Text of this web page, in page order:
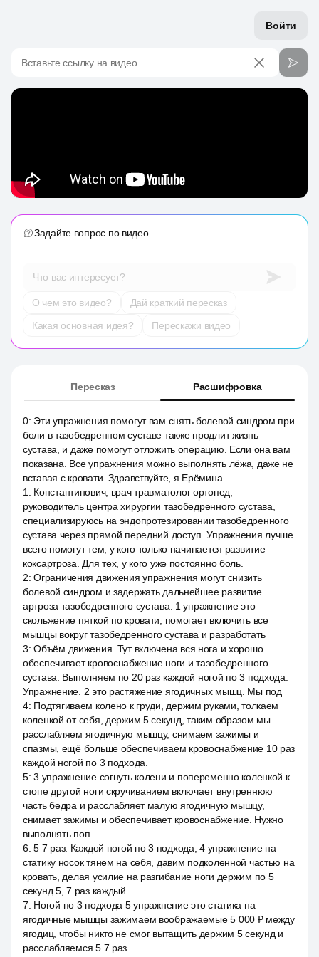
Войти
Вставьте ссылку на видео
Задайте вопрос по видео
Что вас интересует?
О чем это видео?
Дай краткий пересказ
Какая основная идея?
Перескажи видео
Пересказ Расшифровка
0: Эти упражнения помогут вам снять болевой синдром при
боли в тазобедренном суставе также продлит жизнь
сустава, и даже помогут отложить операцию. Если она вам
показана. Все упражнения можно выполнять лёжа, даже не
вставая с кровати. Здравствуйте, я Ерёмина.
1 : Константинович, врач травматолог ортопед,
руководитель центра хирургии тазобедренного сустава,
специализируюсь на эндопротезировании тазобедренного
сустава через прямой передний доступ. Упражнения лучше
всего помогут тем, у кого только начинается развитие
коксартроза. Для тех, у кого уже постоянно боль.
2:Ограничения движения упражнения могут снизить
болевой синдром и задержать дальнейшее развитие
артроза тазобедренного сустава. 1 упражнение это
скольжение пяткой по кровати, помогает включить все
мышцы вокруг тазобедренного сустава и разработать
3:Объём движения. Тут включена вся нога и хорошо
обеспечивает кровоснабжение ноги и тазобедренного
сустава. Выполняем по 20 раз каждой ногой по 3 подхода.
Упражнение. 2 это растяжение ягодичных мышц. Мы под
4: Подтягиваем колено к груди, держим руками, толкаем
коленкой от себя, держим 5 секунд, таким образом мы
расслабляем ягодичную мышцу, снимаем зажимы и
спазмы, ещё больше обеспечиваем кровоснабжение 10 раз
каждой ногой по 3 подхода.
5:3 упражнение согнуть колени и попеременно коленкой к
стопе другой ноги скручиванием включает внутреннюю
часть бедра и расслабляет малую ягодичную мышцу,
снимает зажимы и обеспечивает кровоснабжение. Нужно
выполнять поп.
6:5 7 раз. Каждой ногой по 3 подхода, 4 упражнение на
статику носок тянем на себя, давим подколенной частью на
кровать, делая усилие на разгибание ноги держим по 5
секунд 5, 7 раз каждый.
7: Ногой по 3 подхода 5 упражнение это статика на
ягодичные мышцы зажимаем воображаемые 5 000 ₽ между
ягодиц, чтобы никто не смог вытащить держим 5 секунд и
расслабляемся 5 7 раз.